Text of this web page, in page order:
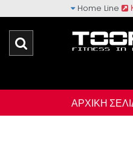
Home Line
ΑΡΧΙΚΉ